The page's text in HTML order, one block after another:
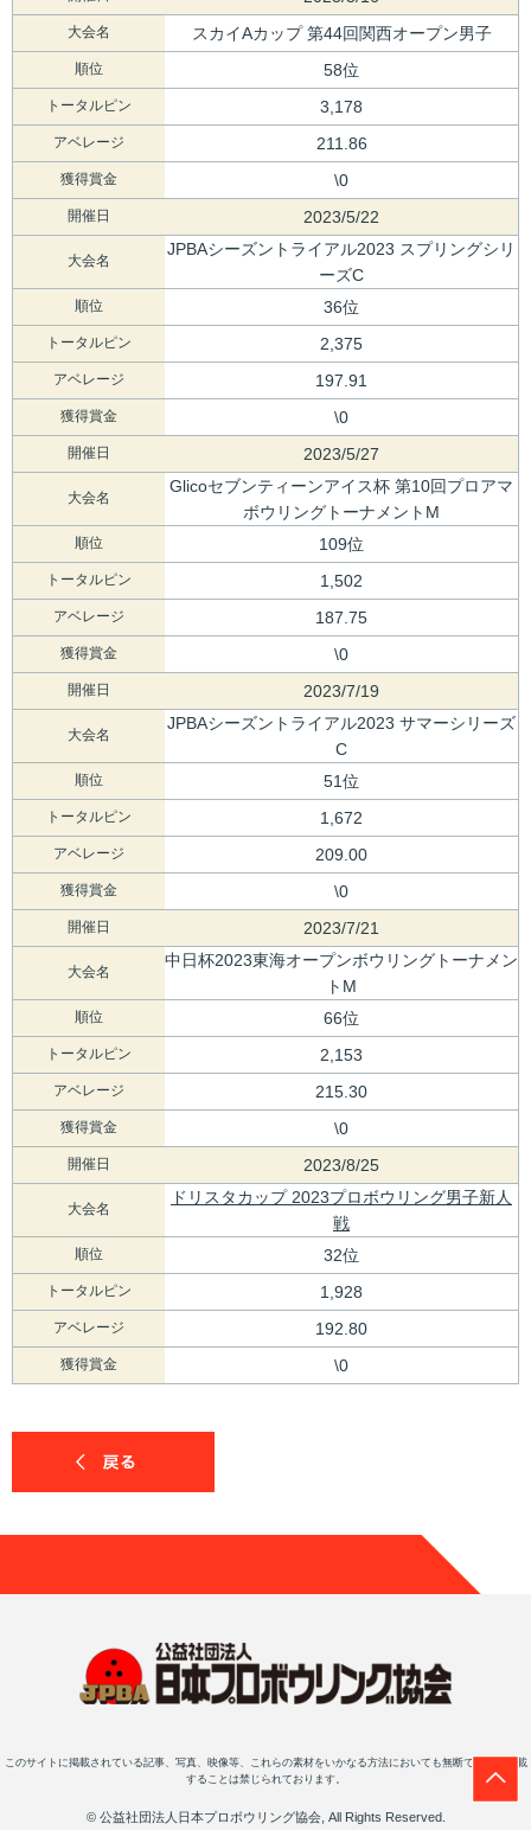
大会名 スカイAカップ 第44回関西オープン男子
順位 58位
トータルピン 3,178
アベレージ 211.86
獲得賞金 \0
開催日 2023/5/22
大会名
JPBAシーズントライアル2023 スプリングシリ
ーズC
順位 36位
トータルピン 2,375
アベレージ 197.91
獲得賞金 \0
開催日 2023/5/27
大会名
Glicoセブンティーンアイス杯 第10回プロアマ
ボウリングトーナメントM
順位 109位
トータルピン 1,502
アベレージ 187.75
獲得賞金 \0
開催日 2023/7/19
大会名
JPBAシーズントライアル2023 サマーシリーズ
C
順位 51位
トータルピン 1,672
アベレージ 209.00
獲得賞金 \0
開催日 2023/7/21
大会名
中日杯2023東海オープンボウリングトーナメン
トM
順位 66位
トータルピン 2,153
アベレージ 215.30
獲得賞金 \0
開催日 2023/8/25
大会名
ドリスタカップ 2023プロボウリング男子新人
戦
順位 32位
トータルピン 1,928
アベレージ 192.80
獲得賞金 \0
このサイトに掲載されている記事、写真、映像等、これらの素材をいかなる方法においても無断で複写・転載
することは禁じられております。
© 公益社団法人日本プロボウリング協会, All Rights Reserved.